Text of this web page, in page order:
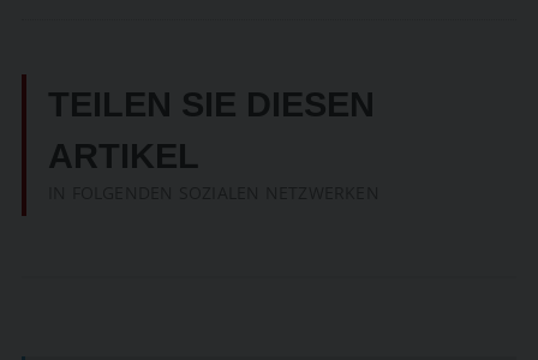
TEILEN SIE DIESEN
ARTIKEL